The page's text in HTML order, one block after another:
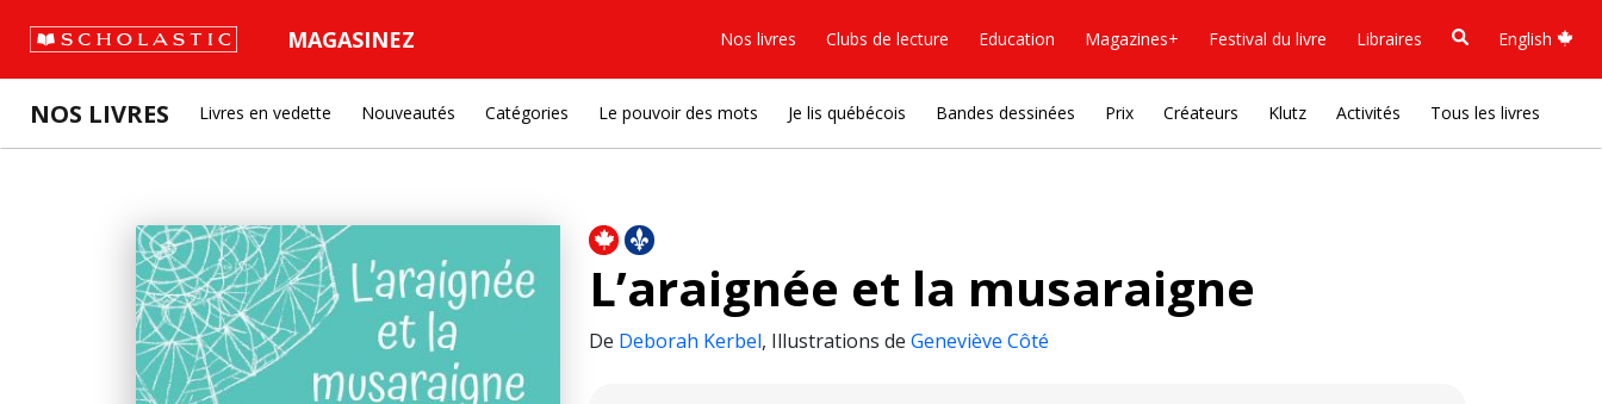
MAGASINEZ Nos livres Clubs de lecture Education Magazines+ Festival du livre Libraires English
NOS LIVRES Livres en vedette Nouveautés Catégories Le pouvoir des mots Je lis québécois Bandes dessinées Prix Créateurs Klutz Activités Tous les livres
L’araignée et la musaraigne
De Deborah Kerbel, Illustrations de Geneviève Côté